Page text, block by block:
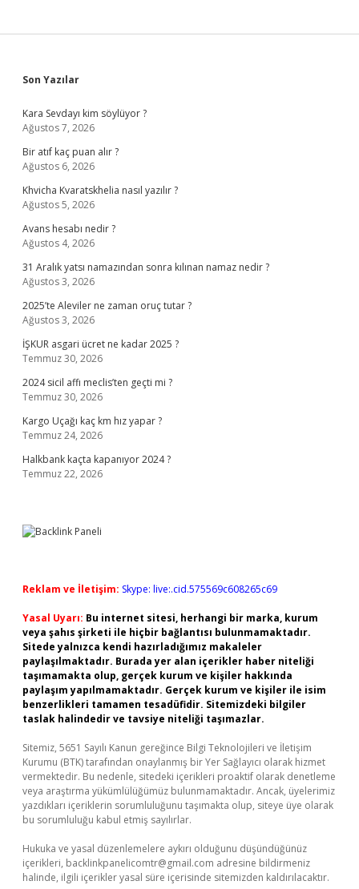
Sidebar
Son Yazılar
Kara Sevdayı kim söylüyor ?
Ağustos 7, 2026
Bir atıf kaç puan alır ?
Ağustos 6, 2026
Khvicha Kvaratskhelia nasıl yazılır ?
Ağustos 5, 2026
Avans hesabı nedir ?
Ağustos 4, 2026
31 Aralık yatsı namazından sonra kılınan namaz nedir ?
Ağustos 3, 2026
2025’te Aleviler ne zaman oruç tutar ?
Ağustos 3, 2026
İŞKUR asgari ücret ne kadar 2025 ?
Temmuz 30, 2026
2024 sicil affı meclis’ten geçti mi ?
Temmuz 30, 2026
Kargo Uçağı kaç km hız yapar ?
Temmuz 24, 2026
Halkbank kaçta kapanıyor 2024 ?
Temmuz 22, 2026
Reklam ve İletişim: Skype: live:.cid.575569c608265c69
Yasal Uyarı: Bu internet sitesi, herhangi bir marka, kurum
veya şahıs şirketi ile hiçbir bağlantısı bulunmamaktadır.
Sitede yalnızca kendi hazırladığımız makaleler
paylaşılmaktadır. Burada yer alan içerikler haber niteliği
taşımamakta olup, gerçek kurum ve kişiler hakkında
paylaşım yapılmamaktadır. Gerçek kurum ve kişiler ile isim
benzerlikleri tamamen tesadüfidir. Sitemizdeki bilgiler
taslak halindedir ve tavsiye niteliği taşımazlar.
Sitemiz, 5651 Sayılı Kanun gereğince Bilgi Teknolojileri ve İletişim
Kurumu (BTK) tarafından onaylanmış bir Yer Sağlayıcı olarak hizmet
vermektedir. Bu nedenle, sitedeki içerikleri proaktif olarak denetleme
veya araştırma yükümlülüğümüz bulunmamaktadır. Ancak, üyelerimiz
yazdıkları içeriklerin sorumluluğunu taşımakta olup, siteye üye olarak
bu sorumluluğu kabul etmiş sayılırlar.
Hukuka ve yasal düzenlemelere aykırı olduğunu düşündüğünüz
içerikleri, backlinkpanelicomtr@gmail.com adresine bildirmeniz
halinde, ilgili içerikler yasal süre içerisinde sitemizden kaldırılacaktır.